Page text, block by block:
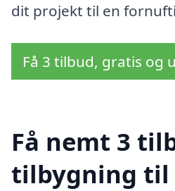
dit projekt til en
Få 3 tilbud, gratis og
Få nemt 3
tilbygning til